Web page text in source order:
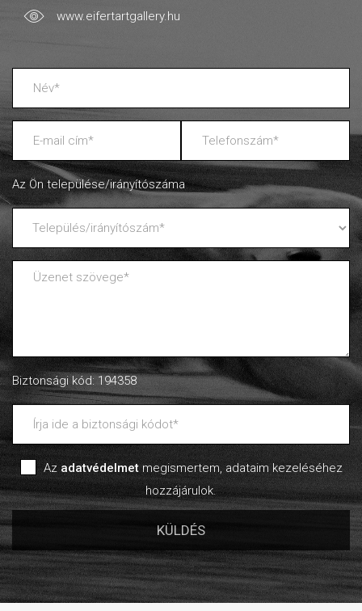
www.eifertartgallery.hu
Az Ön települése/irányítószáma
Biztonsági kód: 194358
Azadatvédelmetmegismertem, adataim kezeléséhez
hozzájárulok.